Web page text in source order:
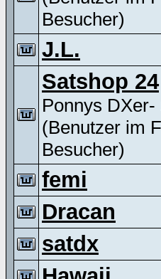
Besucher)
J.L.
Satshop 24
Ponnys DXer-
(Benutzer im
Besucher)
femi
Dracan
satdx